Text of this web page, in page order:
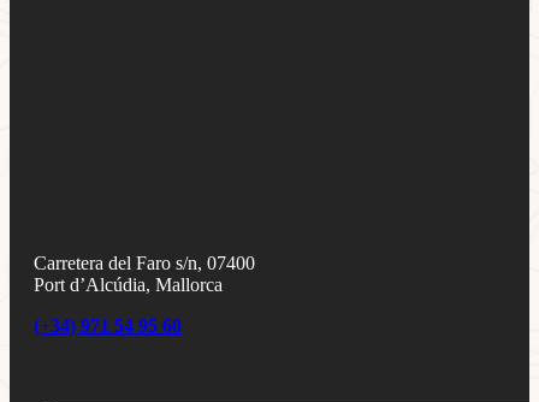
Carretera del Faro s/n, 07400
Port d’Alcúdia, Mallorca
(+34) 971 54 95 60